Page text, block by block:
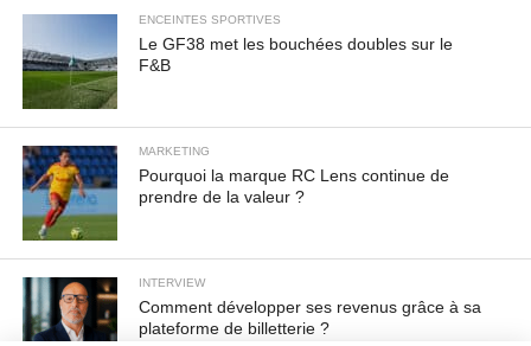
ENCEINTES SPORTIVES
Le GF38 met les bouchées doubles sur le
F&B
MARKETING
Pourquoi la marque RC Lens continue de
prendre de la valeur ?
INTERVIEW
Comment développer ses revenus grâce à sa
plateforme de billetterie ?